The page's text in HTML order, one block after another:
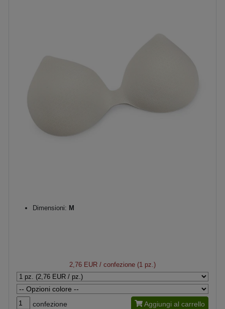
Dimensioni: M
2,76 EUR / confezione (1 pz.)
confezione Aggiungi al carrello